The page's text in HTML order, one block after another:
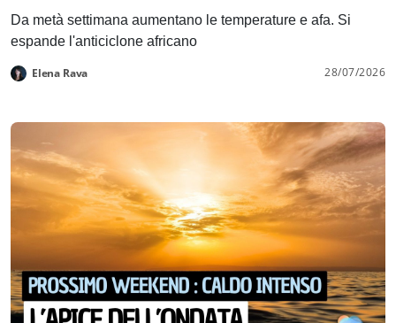
Da metà settimana aumentano le temperature e afa. Si
espande l'anticiclone africano
Elena Rava 28/07/2026